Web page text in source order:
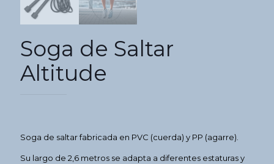
Soga de Saltar
Altitude
Soga de saltar fabricada en PVC (cuerda) y PP (agarre).
Su largo de 2,6 metros se adapta a diferentes estaturas y